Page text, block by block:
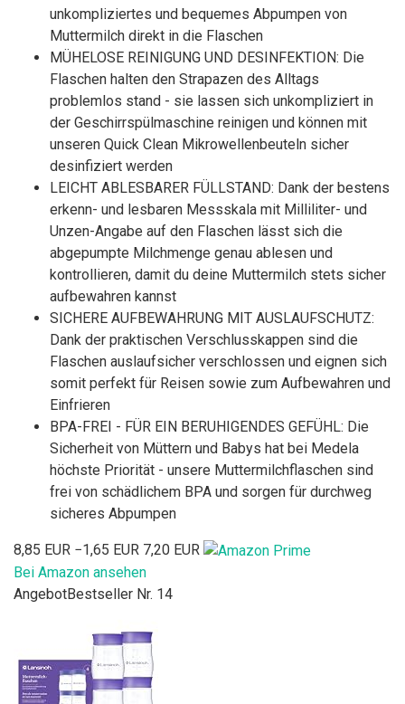
unkompliziertes und bequemes Abpumpen von
Muttermilch direkt in die Flaschen
MÜHELOSE REINIGUNG UND DESINFEKTION: Die
Flaschen halten den Strapazen des Alltags
problemlos stand - sie lassen sich unkompliziert in
der Geschirrspülmaschine reinigen und können mit
unseren Quick Clean Mikrowellenbeuteln sicher
desinfiziert werden
LEICHT ABLESBARER FÜLLSTAND: Dank der bestens
erkenn- und lesbaren Messskala mit Milliliter- und
Unzen-Angabe auf den Flaschen lässt sich die
abgepumpte Milchmenge genau ablesen und
kontrollieren, damit du deine Muttermilch stets sicher
aufbewahren kannst
SICHERE AUFBEWAHRUNG MIT AUSLAUFSCHUTZ:
Dank der praktischen Verschlusskappen sind die
Flaschen auslaufsicher verschlossen und eignen sich
somit perfekt für Reisen sowie zum Aufbewahren und
Einfrieren
BPA-FREI - FÜR EIN BERUHIGENDES GEFÜHL: Die
Sicherheit von Müttern und Babys hat bei Medela
höchste Priorität - unsere Muttermilchflaschen sind
frei von schädlichem BPA und sorgen für durchweg
sicheres Abpumpen
8,85 EUR −1,65 EUR 7,20 EUR
Bei Amazon ansehen
AngebotBestseller Nr. 14